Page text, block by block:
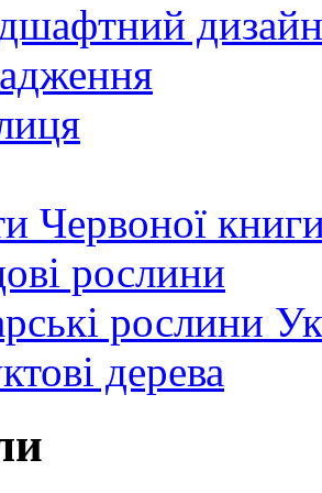
дизайн
Червоної
рослини
рослини
дерева